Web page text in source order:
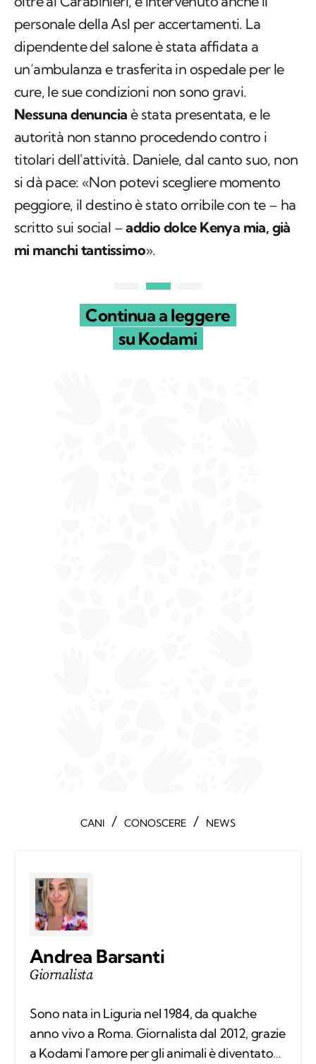
personale della Asl per accertamenti. La
dipendente del salone è stata affidata a
un’ambulanza e trasferita in ospedale per le
cure, le sue condizioni non sono gravi.
Nessuna denuncia è stata presentata, e le
autorità non stanno procedendo contro i
titolari dell'attività. Daniele, dal canto suo, non
si dà pace: «Non potevi scegliere momento
peggiore, il destino è stato orribile con te – ha
scritto sui social –addio dolce Kenya mia, già
mi manchi tantissimo».
Continua a leggere
su Kodami
CANI / CONOSCERE / NEWS
Andrea Barsanti
Giornalista
Sono nata in Liguria nel 1984, da qualche
anno vivo a Roma. Giornalista dal 2012, grazie
a Kodami l'amore per gli animali è diventato